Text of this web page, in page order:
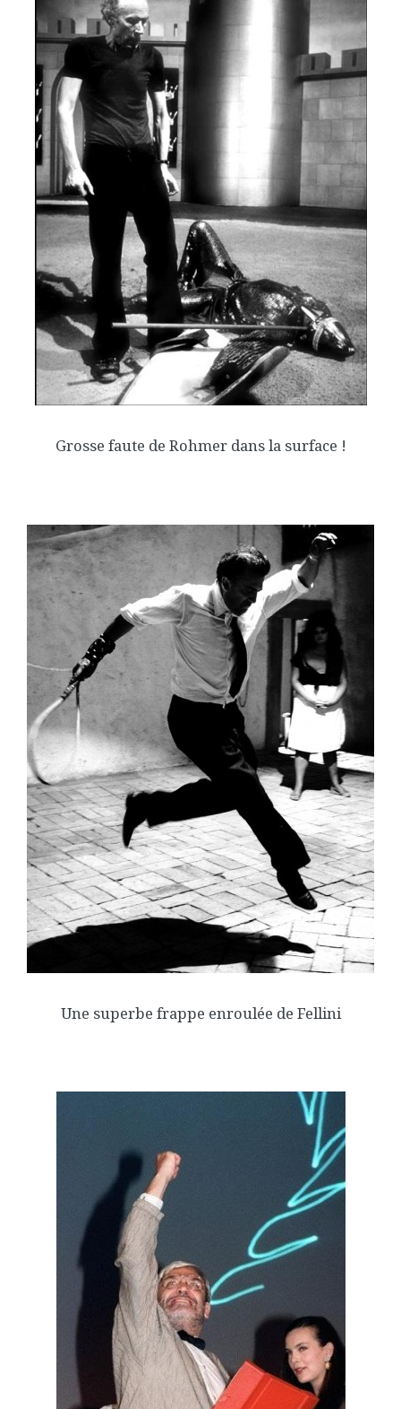
Grosse faute de Rohmer dans la surface !
Une superbe frappe enroulée de Fellini